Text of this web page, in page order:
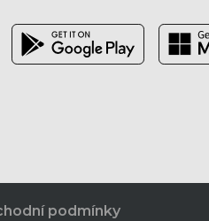
podmínky